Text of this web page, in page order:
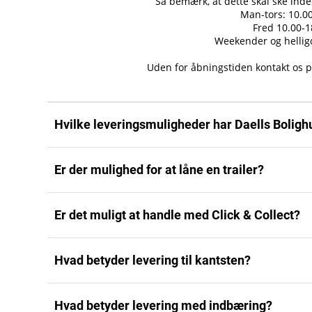
Man-tors:
Fred 10.00-
Weekender og
Uden for åbningstiden kontakt os
Hvilke leveringsmuligheder har Daells
Der er mulighed for levering med fragtmand
køb online og i vores fysiske butikker.
Hvis du bestiller mindre møbler og boligtilbehør op
Pakkerne modtages 1-3 hverdage efter vi har
Du vil modtage en mail med et trackinglink, så du
Find alle
fragtpriserne i vores leveringsbetingelser.
Er der mulighed for at låne en trailer?
Når du handler i Daells Bolighus har du mulighed
SÅDAN LEJER DU TRAILER
Er det muligt at handle med Click & Collect?
Du kan købe dine varer med Click & Collect til
Odense.
Læg varen/varerne i kurven
Hvad betyder levering til kantsten?
Hvad betyder levering med indbæring?